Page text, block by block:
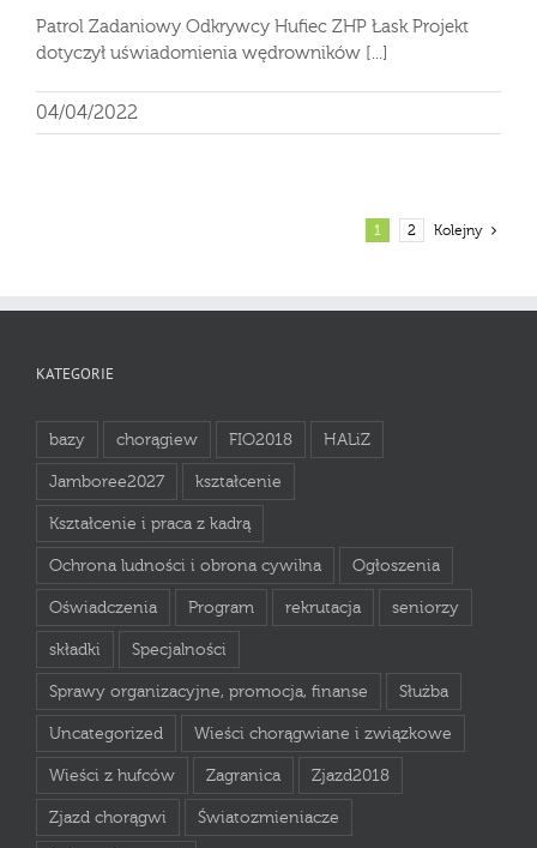
Patrol Zadaniowy Odkrywcy Hufiec ZHP Łask Projekt
dotyczył uświadomienia wędrowników [...]
04/04/2022
1 2 Kolejny
KATEGORIE
bazy chorągiew FIO2018 HALiZ
Jamboree2027 kształcenie
Kształcenie i praca z kadrą
Ochrona ludności i obrona cywilna Ogłoszenia
Oświadczenia Program rekrutacja seniorzy
składki Specjalności
Sprawy organizacyjne, promocja, finanse Służba
Uncategorized Wieści chorągwiane i związkowe
Wieści z hufców Zagranica Zjazd2018
Zjazd chorągwi Światozmieniacze